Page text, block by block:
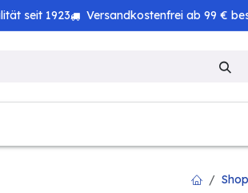
seit 1923 Versandkostenfrei ab 99 €
Shop